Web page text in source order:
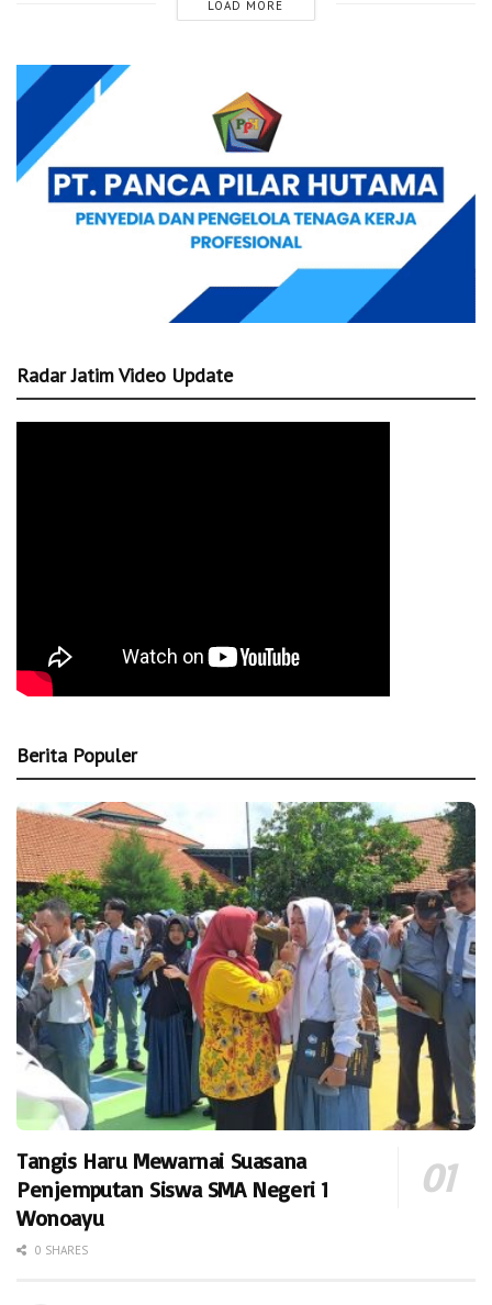
LOAD MORE
Radar Jatim Video Update
Berita Populer
Tangis Haru Mewarnai Suasana
Penjemputan Siswa SMA Negeri 1
Wonoayu
0 SHARES